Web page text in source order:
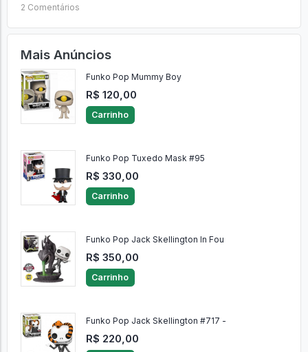
2 Comentários
Mais Anúncios
Funko Pop Mummy Boy
R$ 120,00
Carrinho
Funko Pop Tuxedo Mask #95
R$ 330,00
Carrinho
Funko Pop Jack Skellington In Fou
R$ 350,00
Carrinho
Funko Pop Jack Skellington #717 -
R$ 220,00